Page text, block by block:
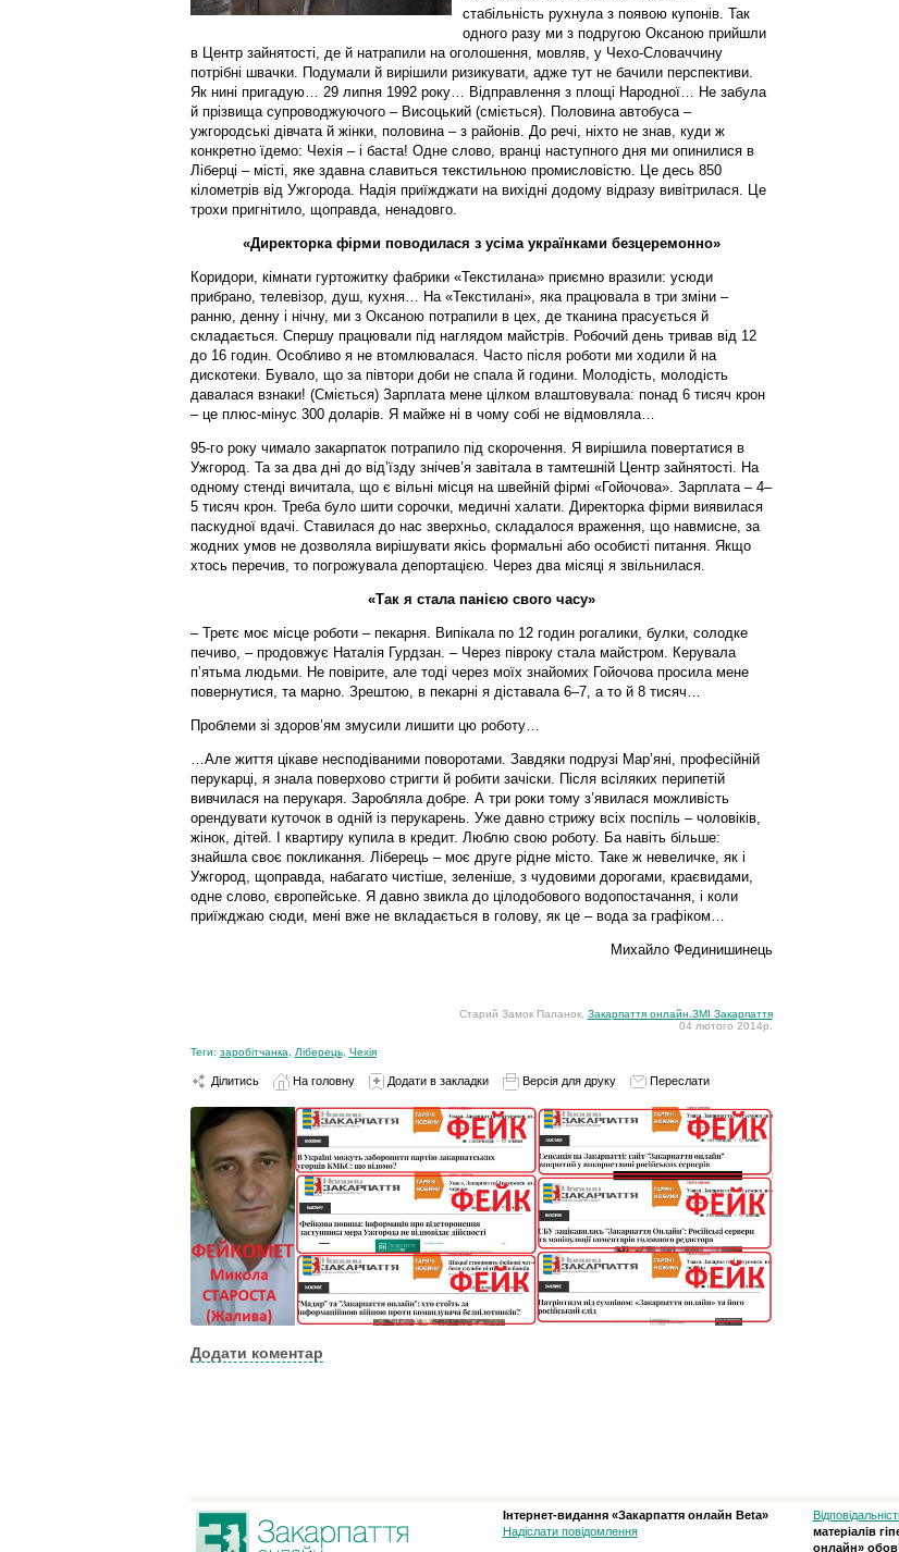
стабільність рухнула з появою купонів. Так
одного разу ми з подругою Оксаною прийшли
в Центр зайнятості, де й натрапили на оголошення, мовляв, у Чехо-Словаччину
потрібні швачки. Подумали й вирішили ризикувати, адже тут не бачили перспективи.
Як нині пригадую… 29 липня 1992 року… Відправлення з площі Народної… Не забула
й прізвища супроводжуючого – Висоцький (сміється). Половина автобуса –
ужгородські дівчата й жінки, половина – з районів. До речі, ніхто не знав, куди ж
конкретно їдемо: Чехія – і баста! Одне слово, вранці наступного дня ми опинилися в
Ліберці – місті, яке здавна славиться текстильною промисловістю. Це десь 850
кілометрів від Ужгорода. Надія приїжджати на вихідні додому відразу вивітрилася. Це
трохи пригнітило, щоправда, ненадовго.
«Директорка фірми поводилася з усіма українками безцеремонно»
Коридори, кімнати гуртожитку фабрики «Текстилана» приємно вразили: усюди
прибрано, телевізор, душ, кухня… На «Текстилані», яка працювала в три зміни –
ранню, денну і нічну, ми з Оксаною потрапили в цех, де тканина прасується й
складається. Спершу працювали під наглядом майстрів. Робочий день тривав від 12
до 16 годин. Особливо я не втомлювалася. Часто після роботи ми ходили й на
дискотеки. Бувало, що за півтори доби не спала й години. Молодість, молодість
давалася взнаки! (Сміється) Зарплата мене цілком влаштовувала: понад 6 тисяч крон
– це плюс-мінус 300 доларів. Я майже ні в чому собі не відмовляла…
95-го року чимало закарпаток потрапило під скорочення. Я вирішила повертатися в
Ужгород. Та за два дні до від’їзду знічев’я завітала в тамтешній Центр зайнятості. На
одному стенді вичитала, що є вільні місця на швейній фірмі «Гойочова». Зарплата – 4–
5 тисяч крон. Треба було шити сорочки, медичні халати. Директорка фірми виявилася
паскудної вдачі. Ставилася до нас зверхньо, складалося враження, що навмисне, за
жодних умов не дозволяла вирішувати якісь формальні або особисті питання. Якщо
хтось перечив, то погрожувала депортацією. Через два місяці я звільнилася.
«Так я стала панією свого часу»
– Третє моє місце роботи – пекарня. Випікала по 12 годин рогалики, булки, солодке
печиво, – продовжує Наталія Гурдзан. – Через півроку стала майстром. Керувала
п’ятьма людьми. Не повірите, але тоді через моїх знайомих Гойочова просила мене
повернутися, та марно. Зрештою, в пекарні я діставала 6–7, а то й 8 тисяч…
Проблеми зі здоров’ям змусили лишити цю роботу…
…Але життя цікаве несподіваними поворотами. Завдяки подрузі Мар’яні, професійній
перукарці, я знала поверхово стригти й робити зачіски. Після всіляких перипетій
вивчилася на перукаря. Заробляла добре. А три роки тому з’явилася можливість
орендувати куточок в одній із перукарень. Уже давно стрижу всіх поспіль – чоловіків,
жінок, дітей. І квартиру купила в кредит. Люблю свою роботу. Ба навіть більше:
знайшла своє покликання. Ліберець – моє друге рідне місто. Таке ж невеличке, як і
Ужгород, щоправда, набагато чистіше, зеленіше, з чудовими дорогами, краєвидами,
одне слово, європейське. Я давно звикла до цілодобового водопостачання, і коли
приїжджаю сюди, мені вже не вкладається в голову, як це – вода за графіком…
Михайло Фединишинець
Старий Замок Паланок, Закарпаття онлайн.ЗМІ Закарпаття
04 лютого 2014р.
Теги: заробітчанка Ліберець, Чехія
Ділитись На головну Додати в закладки Версія для друку Переслати
Додати коментар
Інтернет-видання «Закарпаття онлайн Beta»
Надіслати повідомлення
матеріалів
онлайн»